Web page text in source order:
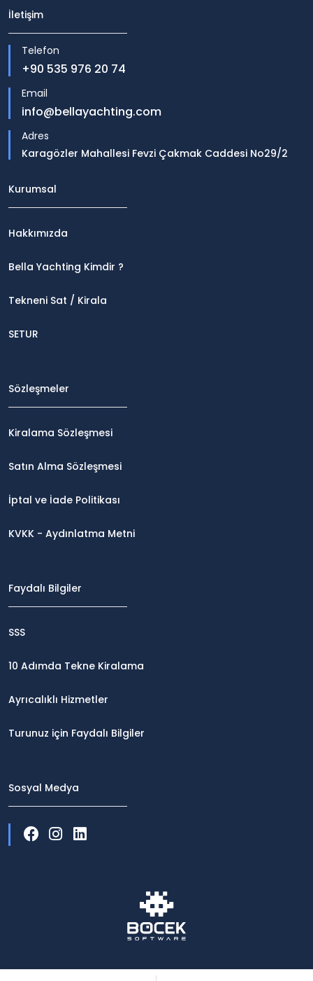
İletişim
Telefon
+90 535 976 20 74
Email
info@bellayachting.com
Adres
Karagözler Mahallesi Fevzi Çakmak Caddesi No29/2
Kurumsal
Hakkımızda
Bella Yachting Kimdir ?
Tekneni Sat / Kirala
SETUR
Sözleşmeler
Kiralama Sözleşmesi
Satın Alma Sözleşmesi
İptal ve İade Politikası
KVKK - Aydınlatma Metni
Faydalı Bilgiler
SSS
10 Adımda Tekne Kiralama
Ayrıcalıklı Hizmetler
Turunuz için Faydalı Bilgiler
Sosyal Medya